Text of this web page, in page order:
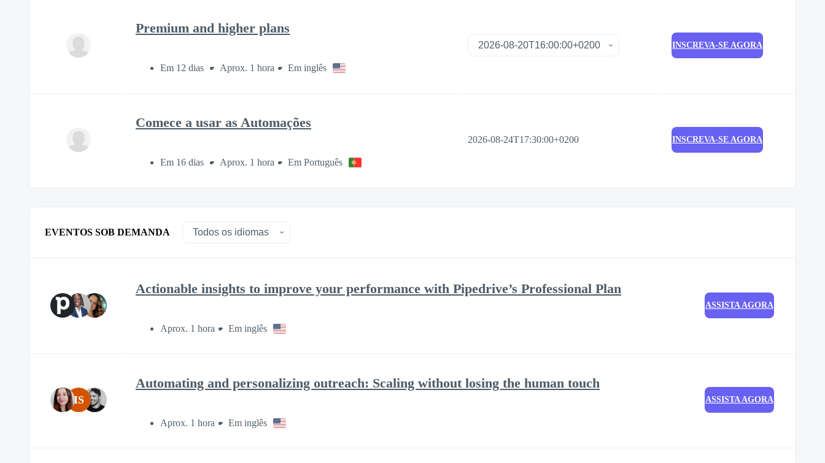
Premium and higher plans
Em 12 dias Aprox. 1 hora Em inglês
INSCREVA-SE AGORA
Comece a usar as Automações
Em 16 dias Aprox. 1 hora Em Português
2026-08-24T17:30:00+0200 INSCREVA-SE AGORA
EVENTOS SOB DEMANDA
Actionable insights to improve your performance with Pipedrive’s Professional Plan
Aprox. 1 hora Em inglês
ASSISTA AGORA
IS
Automating and personalizing outreach: Scaling without losing the human touch
Aprox. 1 hora Em inglês
ASSISTA AGORA